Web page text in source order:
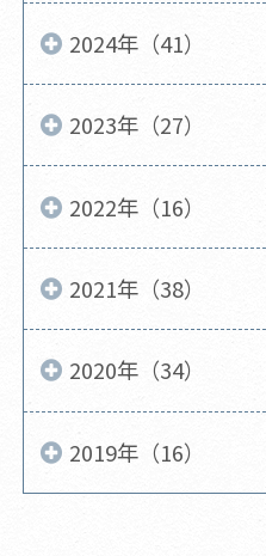
2024年（41）
2023年（27）
2022年（16）
2021年（38）
2020年（34）
2019年（16）